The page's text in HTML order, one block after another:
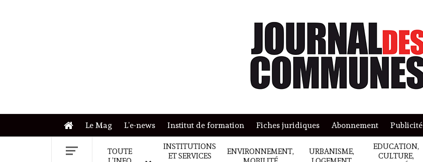
Le Mag L’e-news Institut de formation Fiches juridiques Abonnement Publicité
TOUTE
INSTITUTIONS
ET SERVICES
ENVIRONNEMENT,
URBANISME,
EDUCATION,
CULTURE,